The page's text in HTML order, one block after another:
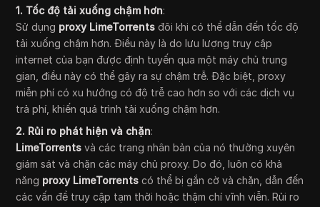
1. Tốc độ tải xuống chậm hơn:
Sử dụng proxy LimeTorrents đôi khi có thể dẫn đến tốc độ
tải xuống chậm hơn. Điều này là do lưu lượng truy cập
internet của bạn được định tuyến qua một máy chủ trung
gian, điều này có thể gây ra sự chậm trễ. Đặc biệt, proxy
miễn phí có xu hướng có độ trễ cao hơn so với các dịch vụ
trả phí, khiến quá trình tải xuống chậm hơn.
2. Rủi ro phát hiện và chặn:
LimeTorrents và các trang nhân bản của nó thường xuyên
giám sát và chặn các máy chủ proxy. Do đó, luôn có khả
năng proxy LimeTorrents có thể bị gắn cờ và chặn, dẫn đến
các vấn đề truy cập tạm thời hoặc thậm chí vĩnh viễn. Rủi ro